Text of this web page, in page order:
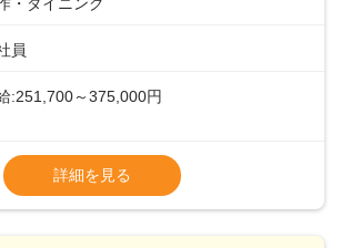
がピックルボールコートに改装されるな
いスタートを切りませんか？あなたのご
員
:251,700～375,000円
与改定（年1回)
算賞与（年1回)
当】
詳細を見る